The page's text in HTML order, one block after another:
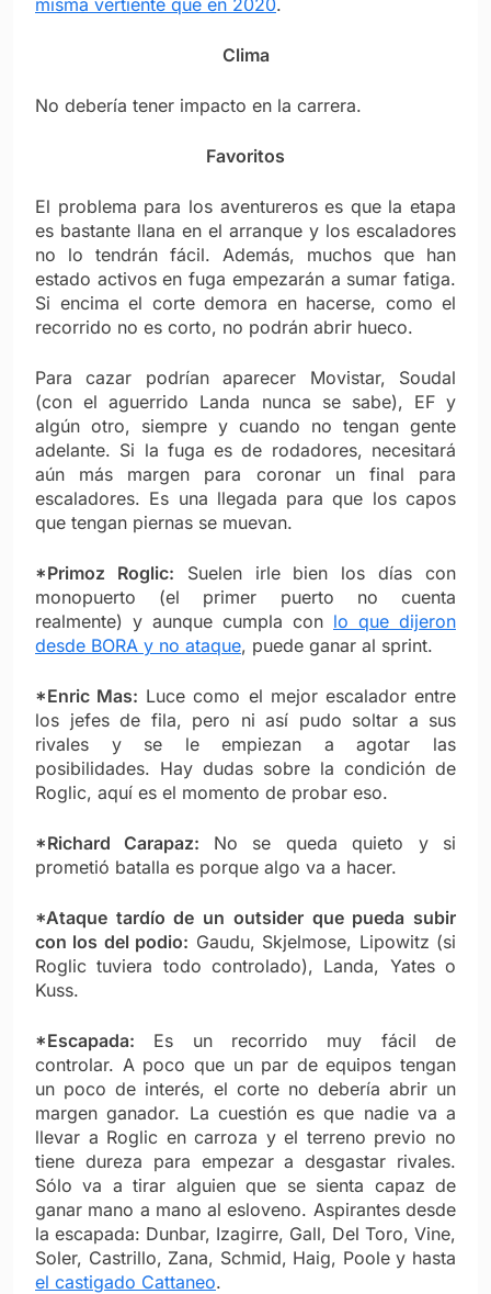
Clima
No debería tener impacto en la carrera.
Favoritos
El problema para los aventureros es que la etapa
es bastante llana en el arranque y los escaladores
no lo tendrán fácil. Además, muchos que han
estado activos en fuga empezarán a sumar fatiga.
Si encima el corte demora en hacerse, como el
recorrido no es corto, no podrán abrir hueco.
Para cazar podrían aparecer Movistar, Soudal
(con el aguerrido Landa nunca se sabe), EF y
algún otro, siempre y cuando no tengan gente
adelante. Si la fuga es de rodadores, necesitará
aún más margen para coronar un final para
escaladores. Es una llegada para que los capos
que tengan piernas se muevan.
*Primoz Roglic: Suelen irle bien los días con
monopuerto (el primer puerto no cuenta
realmente) y aunque cumpla con lo que dijeron
desde BORA y no ataque, puede ganar al sprint.
*Enric Mas: Luce como el mejor escalador entre
los jefes de fila, pero ni así pudo soltar a sus
rivales y se le empiezan a agotar las
posibilidades. Hay dudas sobre la condición de
Roglic, aquí es el momento de probar eso.
*Richard Carapaz: No se queda quieto y si
prometió batalla es porque algo va a hacer.
*Ataque tardío de un outsider que pueda subir
con los del podio: Gaudu, Skjelmose, Lipowitz (si
Roglic tuviera todo controlado), Landa, Yates o
Kuss.
*Escapada: Es un recorrido muy fácil de
controlar. A poco que un par de equipos tengan
un poco de interés, el corte no debería abrir un
margen ganador. La cuestión es que nadie va a
llevar a Roglic en carroza y el terreno previo no
tiene dureza para empezar a desgastar rivales.
Sólo va a tirar alguien que se sienta capaz de
ganar mano a mano al esloveno. Aspirantes desde
la escapada: Dunbar, Izagirre, Gall, Del Toro, Vine,
Soler, Castrillo, Zana, Schmid, Haig, Poole y hasta
el castigado Cattaneo.